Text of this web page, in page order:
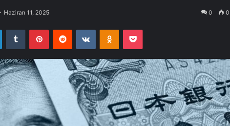
Haziran 11, 2025 0 0
LinkedInTumblr PinterestReddit VKontakteOdnoklassniki
Pocket